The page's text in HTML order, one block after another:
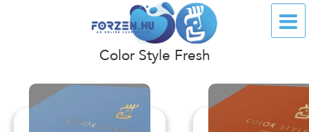
Color Style Fresh